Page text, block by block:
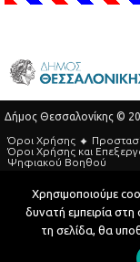
Δήμος Θεσσαλονίκης ©
Όροι Χρήσης
Όροι Xρήσης και
Ψηφιακού Βοηθού
Τηλεφωνικός Κατάλογος
Developed by
Χρησιμοποιούμε
δυνατή εμπειρία στη
τη σελίδα, θα